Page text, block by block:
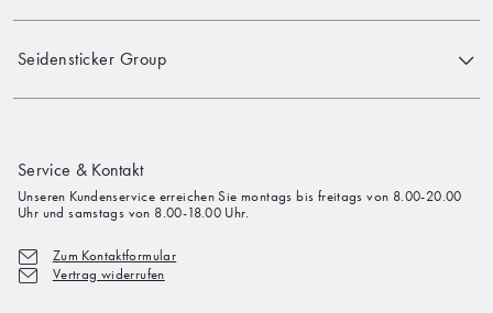
Seidensticker Group
Service & Kontakt
Unseren Kundenservice erreichen Sie montags bis freitags von 8.00-20.00
Uhr und samstags von 8.00-18.00 Uhr.
Zum Kontaktformular
Vertrag widerrufen